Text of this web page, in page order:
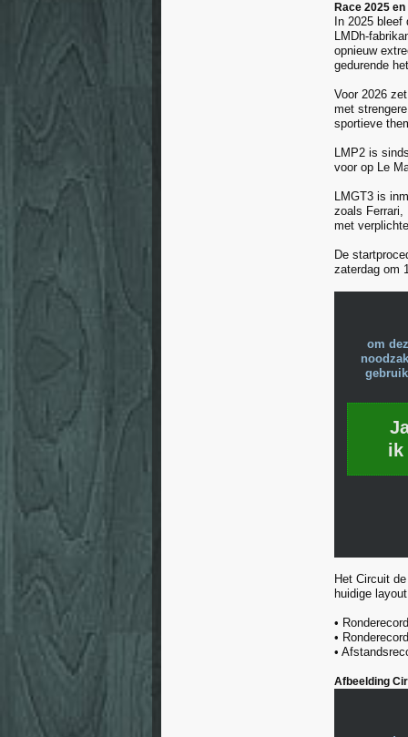
Race 2025
In 2025
LMDh-
opnieuw
gedurende
Voor 2026
met
sportieve
LMP2 is
voor op Le
LMGT3 is
zoals Ferrari,
met
De
zaterdag om
om
ik
Het Circuit
huidige
•
•
•
Afbeelding